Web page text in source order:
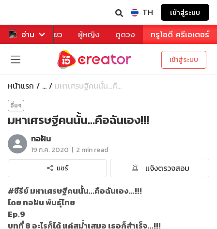
TH เข้าสู่ระบบ
อ่าน
หาร ท่องเที่ยว ผู้หญิง ดูดวง ทรูไอดี ครีเอเตอร์
เข้าสู่ระบบ
หน้าแรก ... มหาเศรษฐีคนนั้น...คื...
อื่นๆ
มหาเศรษฐีคนนั้น...คือฉันเอง!!!
ทอฝัน
19 ก.ค. 2020 | 2 min read
แชร์
แจ้งตรวจสอบ
#ซีรีย์ มหาเศรษฐีคนนั้น...คือฉันเอง...!!!
โดย ทอฝัน พันธุ์ไทย
Ep.9
บทที่ 8 อะไรก็ได้ แค่สม่ำเสมอ เธอก็สำเร็จ...!!!